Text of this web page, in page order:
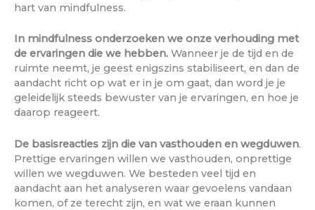
hart van mindfulness.
In mindfulness onderzoeken we onze verhouding met
de ervaringen die we hebben. Wanneer je de tijd en de
ruimte neemt, je geest enigszins stabiliseert, en dan de
aandacht richt op wat er in je om gaat, dan word je je
geleidelijk steeds bewuster van je ervaringen, en hoe je
daarop reageert.
De basisreacties zijn die van vasthouden en wegduwen.
Prettige ervaringen willen we vasthouden, onprettige
willen we wegduwen. We besteden veel tijd en
aandacht aan het analyseren waar gevoelens vandaan
komen, of ze terecht zijn, en wat we eraan kunnen